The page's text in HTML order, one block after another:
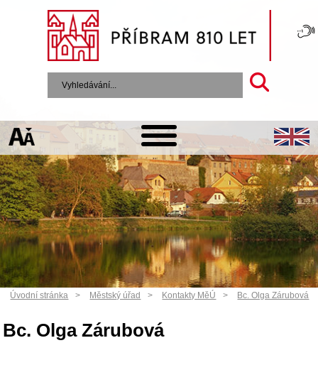
Úvodní stránka Městský úřad Kontakty MěÚ Bc. Olga Zárubová
Bc. Olga Zárubová